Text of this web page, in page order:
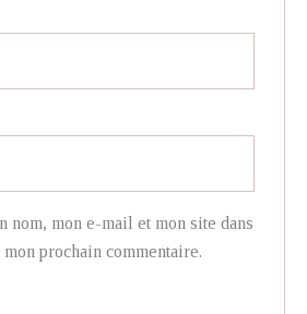
nom, mon e-mail et mon site dans
prochain commentaire.